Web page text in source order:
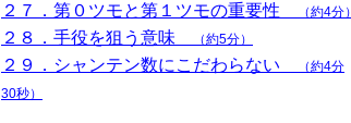
２７．第０ツモと第１ツモの重要性 （約4分）
２８．手役を狙う意味 （約5分）
２９．シャンテン数にこだわらない
（約4分
30秒）